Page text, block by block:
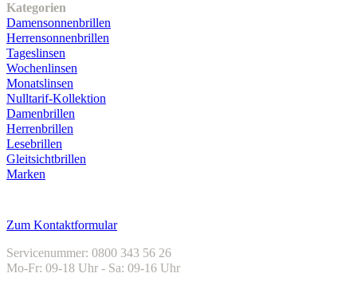
Kategorien
Damensonnenbrillen
Herrensonnenbrillen
Tageslinsen
Wochenlinsen
Monatslinsen
Nulltarif-Kollektion
Damenbrillen
Herrenbrillen
Lesebrillen
Gleitsichtbrillen
Marken
Zum Kontaktformular
Servicenummer: 0800 343 56 26
Mo-Fr: 09-18 Uhr - Sa: 09-16 Uhr